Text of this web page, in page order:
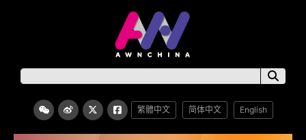
繁體中文 简体中文 English